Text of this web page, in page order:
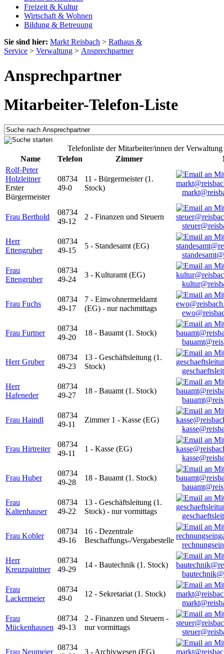
Freizeit & Kultur
Wirtschaft & Wohnen
Bildung & Betreuung
Sie sind hier: Markt Reisbach > Rathaus &
Service > Verwaltung > Ansprechpartner
Ansprechpartner
Mitarbeiter-Telefon-Liste
Telefonliste der Mitarbeiter/innen der Verwaltung
Name
Telefon Zimmer
Rolf-Peter
Holzleitner
Erster
Bürgermeister
08734
49-0
11 - Bürgermeister (1.
Stock)
Frau Berthold
08734
49-12
2 - Finanzen und Steuern
Herr
Ettengruber
08734
49-15
5 - Standesamt (EG)
Frau
Ettengruber
08734
49-24
3 - Kulturamt (EG)
Frau Fuchs
08734
49-17
7 - Einwohnermeldamt
(EG) - nur nachmittags
Frau Furtner
08734
49-20
18 - Bauamt (1. Stock)
Herr Gruber
08734
49-23
13 - Geschäftsleitung (1.
Stock)
Herr
Hafeneder
08734
49-27
18 - Bauamt (1. Stock)
Frau Haindl
08734
49-11
Zimmer 1 - Kasse (EG)
Frau Hirtreiter
08734
49-11
1 - Kasse (EG)
Frau Huber
08734
49-28
18 - Bauamt (1. Stock)
Frau
Kaltenhauser
08734
49-22
13 - Geschäftsleitung (1.
Stock) - nur vormittags
Frau Kobler
08734
49-16
16 - Dezentrale
Beschaffungs-/Vergabestelle
Herr
Kreuzpaintner
08734
49-29
14 - Bautechnik (1. Stock)
Frau
Lackermeier
08734
49-0
12 - Sekretariat (1. Stock)
Frau
Mückenhausen
08734
49-13
2 - Finanzen und Steuern -
nur vormittags
Frau Neumeier
08734
3 - Archivwesen (EG)